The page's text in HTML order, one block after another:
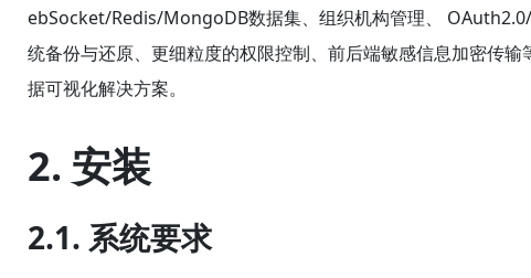
ebSocket/Redis/MongoDB数据集、组织机构管理、
统备份与还原、更细粒度的权限控制、前后端敏感信息加密传
据可视化解决方案。
2. 安装
2.1. 系统要求